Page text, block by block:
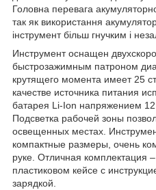
Головна перевага
так як використання
інструмент більш гнучким і
Инструмент оснащен
быстрозажимным патроном
крутящего момента имеет 25
качестве источника питания
батарея Li-Ion напряжением
Подсветка рабочей зоны
освещенных местах.
компактные размеры, очень
руке. Отличная комплектация
пластиковом кейсе с
зарядкой.